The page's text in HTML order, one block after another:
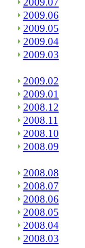
2009.06
2009.05
2009.04
2009.03
2009.02
2009.01
2008.12
2008.11
2008.10
2008.09
2008.08
2008.07
2008.06
2008.05
2008.04
2008.03